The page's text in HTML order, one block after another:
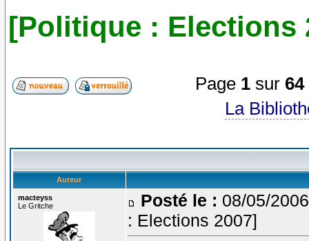
[Politique : Elections
Page 1 sur 64
La
Auteur
macteyss
Le Gritche
Posté le : 08/05/
: Elections 2007]